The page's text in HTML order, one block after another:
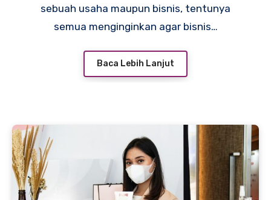
sebuah usaha maupun bisnis, tentunya
semua menginginkan agar bisnis…
Baca Lebih Lanjut